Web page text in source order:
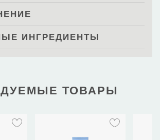
ИНГРЕДИЕНТЫ
ТОВАРЫ